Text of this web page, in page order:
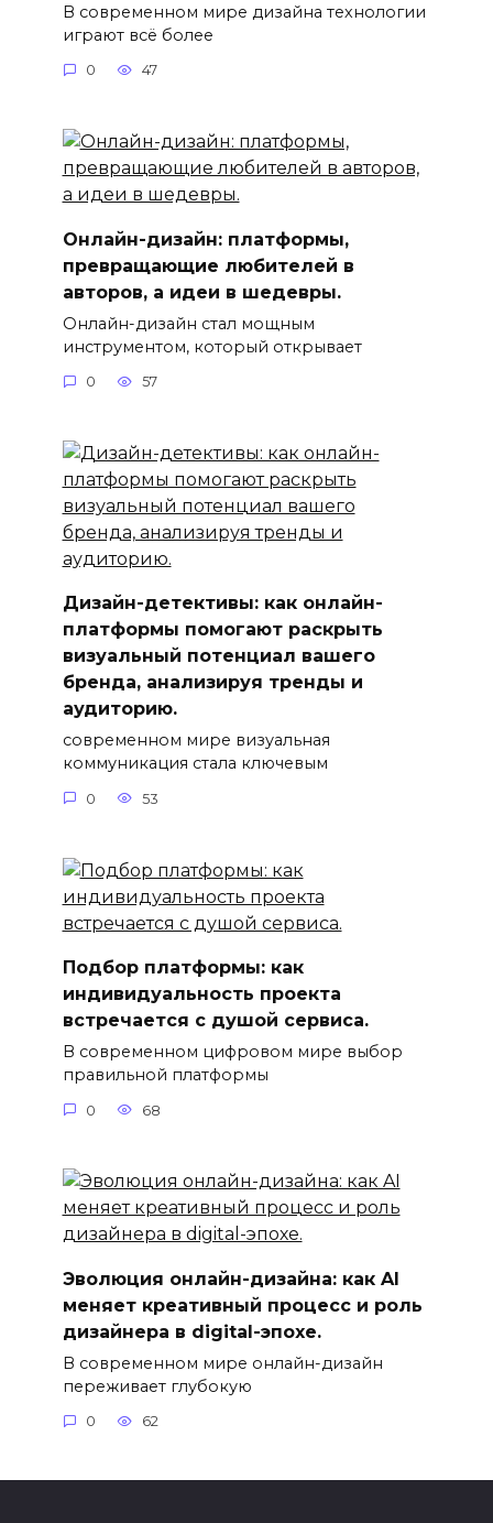
В современном мире дизайна технологии
играют всё более
0 47
Онлайн-дизайн: платформы,
превращающие любителей в
авторов, а идеи в шедевры.
Онлайн-дизайн стал мощным
инструментом, который открывает
0 57
Дизайн-детективы: как онлайн-
платформы помогают раскрыть
визуальный потенциал вашего
бренда, анализируя тренды и
аудиторию.
современном мире визуальная
коммуникация стала ключевым
0 53
Подбор платформы: как
индивидуальность проекта
встречается с душой сервиса.
В современном цифровом мире выбор
правильной платформы
0 68
Эволюция онлайн-дизайна: как AI
меняет креативный процесс и роль
дизайнера в digital-эпохе.
В современном мире онлайн-дизайн
переживает глубокую
0 62